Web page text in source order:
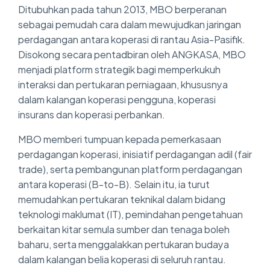
Ditubuhkan pada tahun 2013, MBO berperanan
sebagai pemudah cara dalam mewujudkan jaringan
perdagangan antara koperasi di rantau Asia-Pasifik.
Disokong secara pentadbiran oleh ANGKASA, MBO
menjadi platform strategik bagi memperkukuh
interaksi dan pertukaran perniagaan, khususnya
dalam kalangan koperasi pengguna, koperasi
insurans dan koperasi perbankan.
MBO memberi tumpuan kepada pemerkasaan
perdagangan koperasi, inisiatif perdagangan adil (fair
trade), serta pembangunan platform perdagangan
antara koperasi (B-to-B). Selain itu, ia turut
memudahkan pertukaran teknikal dalam bidang
teknologi maklumat (IT), pemindahan pengetahuan
berkaitan kitar semula sumber dan tenaga boleh
baharu, serta menggalakkan pertukaran budaya
dalam kalangan belia koperasi di seluruh rantau.